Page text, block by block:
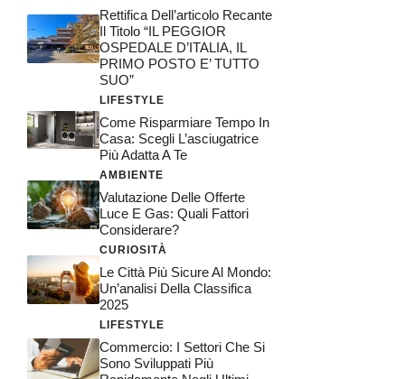
Rettifica Dell’articolo Recante
Il Titolo “IL PEGGIOR
OSPEDALE D’ITALIA, IL
PRIMO POSTO E’ TUTTO
SUO”
LIFESTYLE
Come Risparmiare Tempo In
Casa: Scegli L’asciugatrice
Più Adatta A Te
AMBIENTE
Valutazione Delle Offerte
Luce E Gas: Quali Fattori
Considerare?
CURIOSITÀ
Le Città Più Sicure Al Mondo:
Un’analisi Della Classifica
2025
LIFESTYLE
Commercio: I Settori Che Si
Sono Sviluppati Più